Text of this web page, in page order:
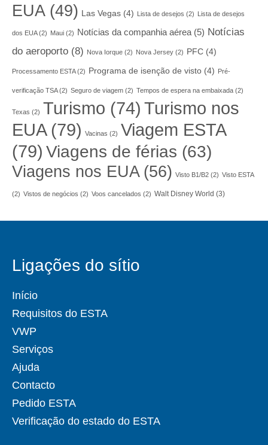
EUA(49) Las Vegas (4) Lista de desejos (2) Lista de desejos
dos EUA(2) Maui (2) Notícias da companhia aérea(5) Notícias
do aeroporto (8) Nova Iorque (2) Nova Jersey (2) PFC (4)
Processamento ESTA(2) Programa de isenção de visto (4) Pré-
verificação TSA(2) Seguro de viagem (2) Tempos de espera na embaixada (2)
Texas (2) Turismo (74) Turismo nos
EUA(79) Vacinas (2) Viagem ESTA
(79) Viagens de férias (63)
Viagens nos EUA(56) Visto B1/B2 (2) Visto ESTA
(2) Vistos de negócios (2) Voos cancelados (2) Walt Disney World (3)
Ligações do sítio
Início
Requisitos do ESTA
VWP
Serviços
Ajuda
Contacto
Pedido ESTA
Verificação do estado do ESTA